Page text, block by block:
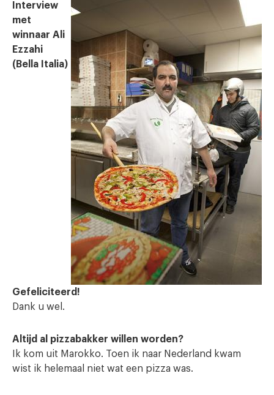
Interview
met
winnaar Ali
Ezzahi
(Bella Italia)
Gefeliciteerd!
Dank u wel.
Altijd al pizzabakker willen worden?
Ik kom uit Marokko. Toen ik naar Nederland kwam
wist ik helemaal niet wat een pizza was.